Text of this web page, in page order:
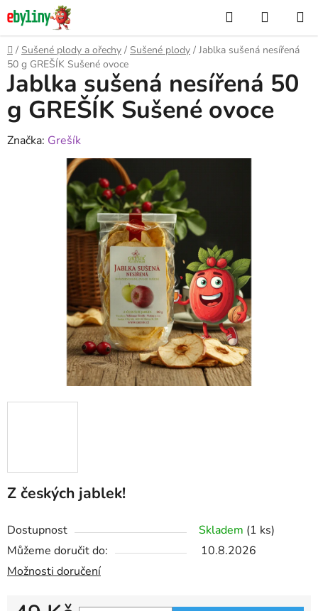
Přejít
na
obsah
Hledat
KOŠÍK
Domů
/ Sušené plody a ořechy / Sušené plody / Jablka sušená nesířená
50 g GREŠÍK Sušené ovoce
Z českých jablek!
Dostupnost Skladem (1 ks)
Můžeme doručit do:
10.8.2026
Možnosti doručení
Jablka sušená nesířená 50
g GREŠÍK Sušené ovoce
Značka: Grešík